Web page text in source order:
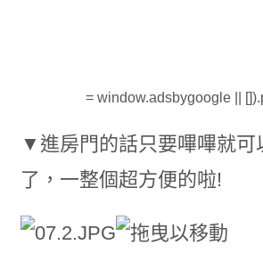
= window.adsbygoogle ||
▼進房門的話只要嗶嗶就可
了，一整個超方便的啦!